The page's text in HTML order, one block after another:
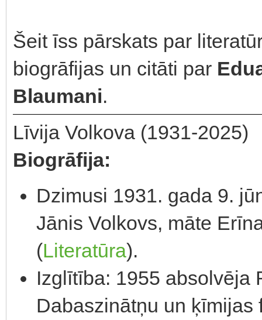
Šeit īss pārskats par
biogrāfijas un citāti par
Blaumani.
Līvija Volkova (1931-2025)
Biogrāfija:
Dzimusi 1931. gada 9.
Jānis Volkovs, māte
(Literatūra).
Izglītība: 1955 absolvēja
Dabaszinātņu un ķīmijas